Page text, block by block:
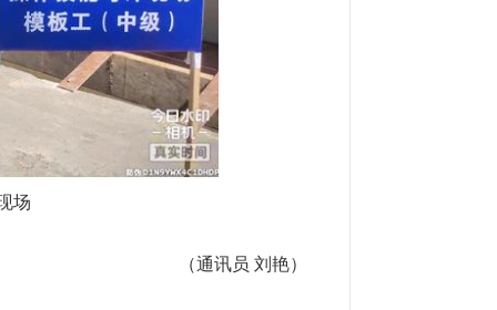
场
（通讯员 刘艳）